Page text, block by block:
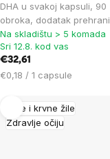
DHA u svakoj kapsuli, 90
obroka, dodatak prehrani
Na skladištu > 5 komada
Sri 12.8. kod vas
€32,61
Cijena
€0,18 / 1 capsule
Srce i krvne žile
Zdravlje očiju